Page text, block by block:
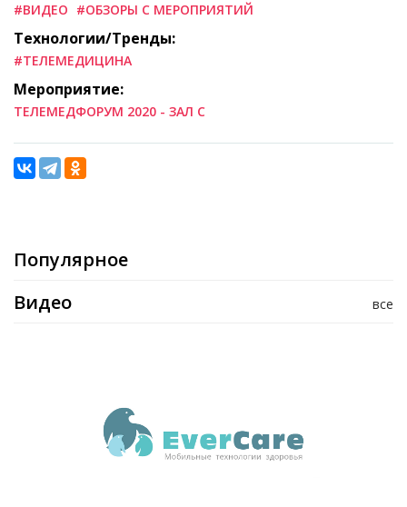
#ВИДЕО #ОБЗОРЫ С МЕРОПРИЯТИЙ
Технологии/Тренды:
#ТЕЛЕМЕДИЦИНА
Мероприятие:
ТЕЛЕМЕДФОРУМ 2020 - ЗАЛ C
Популярное
все
Видео